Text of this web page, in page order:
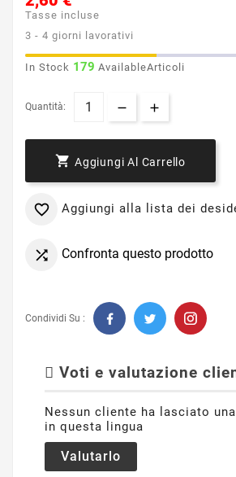
Tasse incluse
3 - 4 giorni lavorativi
In Stock 179 AvailableArticoli
Quantità:
 Aggiungi Al Carrello
 Aggiungi alla lista dei
 Confronta questo prodotto
Condividi Su :
Voti e valutazione
Nessun cliente ha lasciato
in questa lingua
Valutarlo